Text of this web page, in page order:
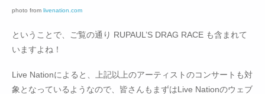
photo from livenation.com
ということで、ご覧の通り RUPAUL’S DRAG RACE も含まれて
いますよね！
Live Nationによると、上記以上のアーティストのコンサートも対
象となっているようなので、皆さんもまずはLive Nationのウェブ